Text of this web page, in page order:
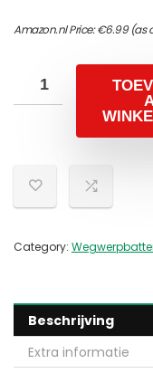
Amazon.nl Price:€6.99(as
Category:
Beschrijving
Extra informatie